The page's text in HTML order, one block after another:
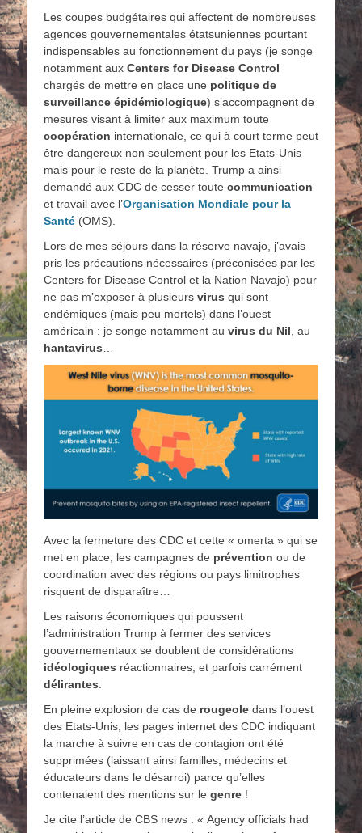
Les coupes budgétaires qui affectent de nombreuses
agences gouvernementales étatsuniennes pourtant
indispensables au fonctionnement du pays (je songe
notamment aux Centers for Disease Control
chargés de mettre en place une politique de
surveillance épidémiologique) s’accompagnent de
mesures visant à limiter aux maximum toute
coopération internationale, ce qui à court terme peut
être dangereux non seulement pour les Etats-Unis
mais pour le reste de la planète. Trump a ainsi
demandé aux CDC de cesser toute communication
et travail avec l’Organisation Mondiale pour la
Santé (OMS).
Lors de mes séjours dans la réserve navajo, j’avais
pris les précautions nécessaires (préconisées par les
Centers for Disease Control et la Nation Navajo) pour
ne pas m’exposer à plusieurs virus qui sont
endémiques (mais peu mortels) dans l’ouest
américain : je songe notamment au virus du Nil , au
hantavirus
Avec la fermeture des CDC et cette « omerta » qui se
met en place, les campagnes de prévention ou de
coordination avec des régions ou pays limitrophes
risquent de disparaître…
Les raisons économiques qui poussent
l’administration Trump à fermer des services
gouvernementaux se doublent de considérations
idéologiques réactionnaires, et parfois carrément
délirantes.
En pleine explosion de cas de rougeole dans l’ouest
des Etats-Unis, les pages internet des CDC indiquant
la marche à suivre en cas de contagion ont été
supprimées (laissant ainsi familles, médecins et
éducateurs dans le désarroi) parce qu’elles
contenaient des mentions sur le genre !
Je cite l’article de CBS news : « Agency officials had